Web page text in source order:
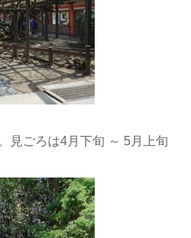
見ごろは4月下旬 ～ 5月上旬